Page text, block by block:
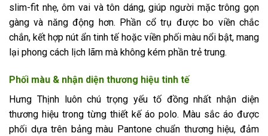
slim-fit nhẹ, ôm vai và tôn dáng, giúp người mặc trông gọn
gàng và năng động hơn. Phần cổ trụ được bo viền chắc
chắn, kết hợp nút ẩn tinh tế hoặc viền phối màu nổi bật, mang
lại phong cách lịch lãm mà không kém phần trẻ trung.
Phối màu & nhận diện thương hiệu tinh tế
Hưng Thịnh luôn chú trọng yếu tố đồng nhất nhận diện
thương hiệu trong từng thiết kế áo polo. Màu sắc áo được
phối dựa trên bảng màu Pantone chuẩn thương hiệu, đảm